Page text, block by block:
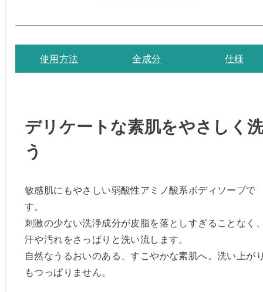
使用方法 全成分 仕様
デリケートな素肌をやさしく
う
敏感肌にもやさしい弱酸性アミノ酸系ボディソープで
す。
刺激の少ない洗浄成分が皮脂を落としすぎることなく
汗や汚れをさっぱりと洗い流します。
自然なうるおいのある、すこやかな素肌へ。洗い上が
もつっぱりません。